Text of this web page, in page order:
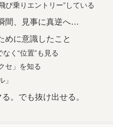
び乗りエントリー”している
間、見事に真逆へ…
めに意識したこと
く“位置”も見る
セ」を知る
」
。でも抜け出せる。